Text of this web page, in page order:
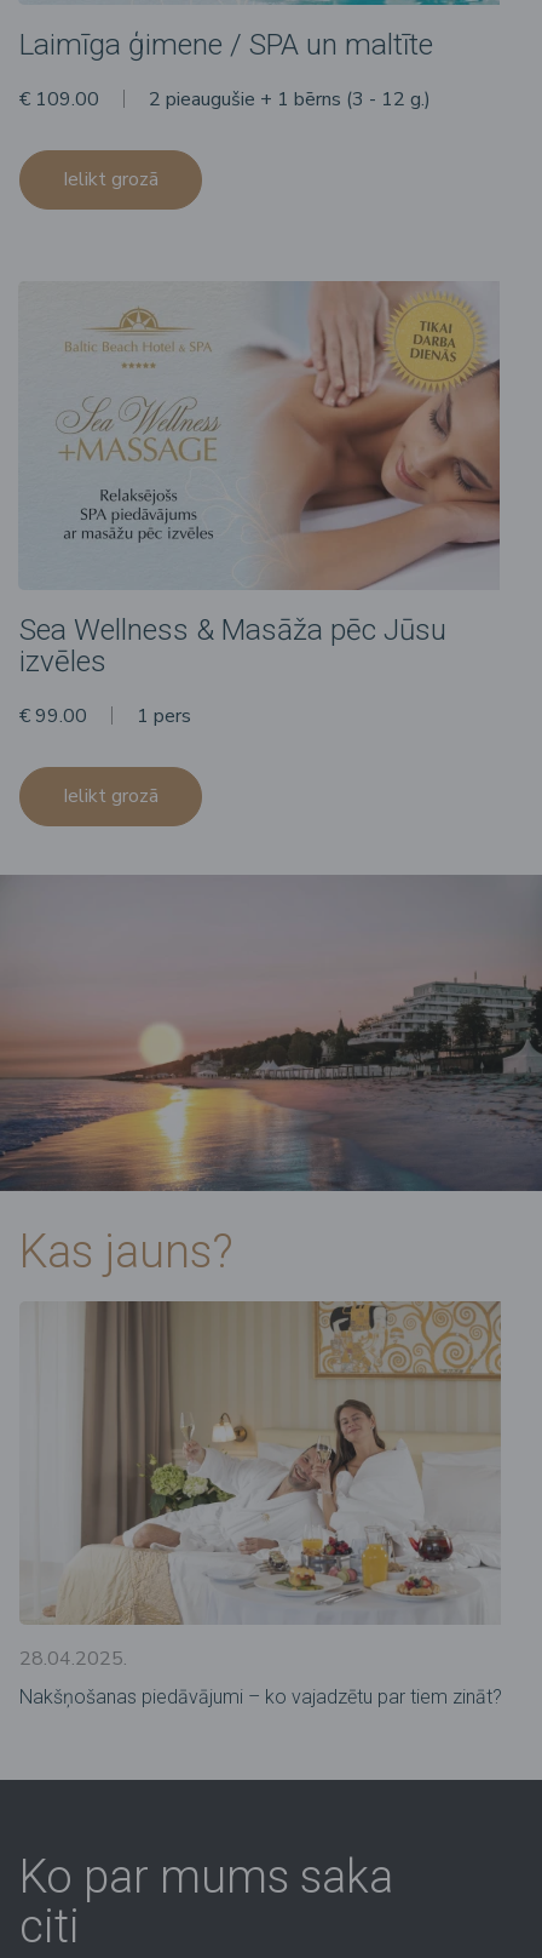
Laimīga ģimene / SPA un maltīte
€ 109.00 2 pieaugušie + 1 bērns (3 - 12 g.)
Ielikt grozā
Sea Wellness & Masāža pēc Jūsu
izvēles
€ 99.00 1 pers
Ielikt grozā
Kas jauns?
28.04.2025.
Nakšņošanas piedāvājumi – ko vajadzētu par tiem zināt?
Ko par mums saka
citi